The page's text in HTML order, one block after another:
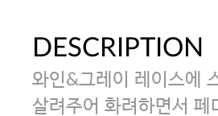
DESCRIPTION
와인&그레이 레이스에
살려주어 화려하면서 페